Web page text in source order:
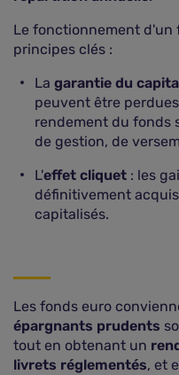
Le fonctionnement d'un
principes clés :
La garantie du
peuvent être
rendement du fonds
de gestion, de
L'effet cliquet : les
définitivement
capitalisés.
Les fonds euro
épargnants prudents
tout en obtenant un
livrets réglementés, et